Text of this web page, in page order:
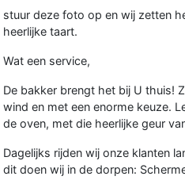
stuur deze foto op en wij zetten
heerlijke taart.
Wat een service,
De bakker brengt het bij U thuis!
wind en met een enorme keuze.
de oven, met die heerlijke geur
Dagelijks rijden wij onze klanten
dit doen wij in de dorpen: